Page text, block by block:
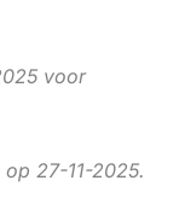
voor
27-11-2025.